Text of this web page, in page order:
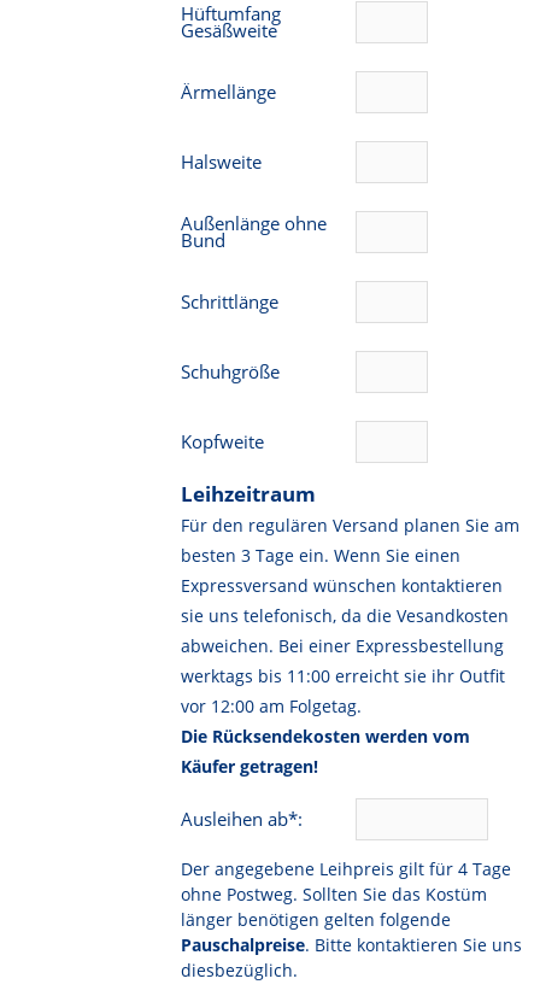
Hüftumfang
Gesäßweite
Ärmellänge
Halsweite
Außenlänge ohne
Bund
Schrittlänge
Schuhgröße
Kopfweite
Leihzeitraum
Für den regulären Versand planen Sie am
besten 3 Tage ein. Wenn Sie einen
Expressversand wünschen kontaktieren
sie uns telefonisch, da die Vesandkosten
abweichen. Bei einer Expressbestellung
werktags bis 11:00 erreicht sie ihr Outfit
vor 12:00 am Folgetag.
Die Rücksendekosten werden vom
Käufer getragen!
Ausleihen ab*:
Der angegebene Leihpreis gilt für 4 Tage
ohne Postweg. Sollten Sie das Kostüm
länger benötigen gelten folgende
Pauschalpreise. Bitte kontaktieren Sie uns
diesbezüglich.